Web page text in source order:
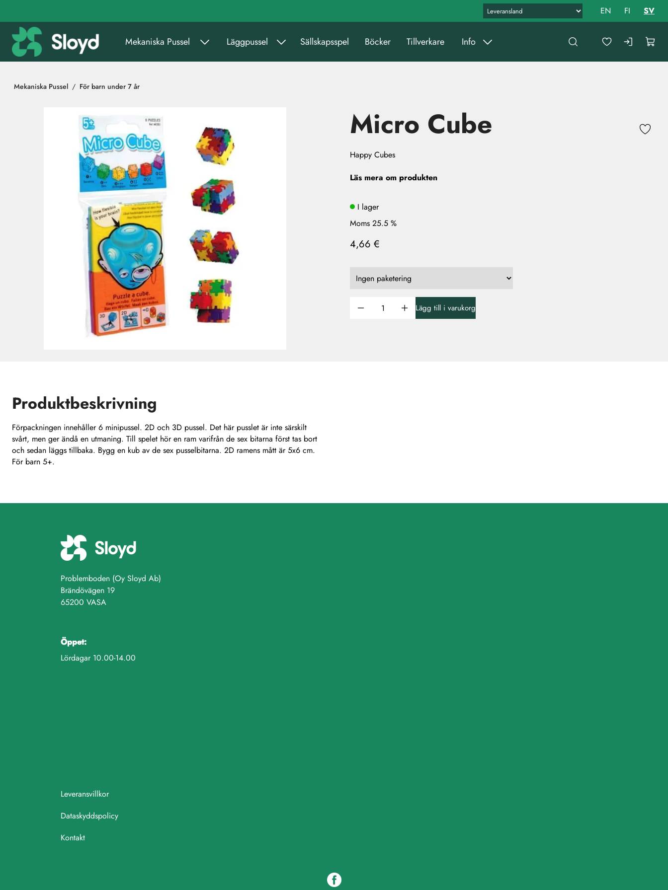
Mekaniska Pussel Läggpussel Sällskapsspel Böcker Tillverkare Info
EN FI SV
Mekaniska Pussel För barn under 7 år
Micro Cube
Happy Cubes
Läs mera om produkten
I lager
Moms 25.5 %
4,66 €
Lägg till i varukorg
Produktbeskrivning
Förpackningen innehåller 6 minipussel. 2D och 3D pussel. Det här pusslet är inte särskilt
svårt, men ger ändå en utmaning. Till spelet hör en ram varifrån de sex bitarna först tas bort
och sedan läggs tillbaka. Bygg en kub av de sex pusselbitarna. 2D ramens mått är 5x6 cm.
För barn 5+.
Problemboden (Oy Sloyd Ab)
Brändövägen 19
65200 VASA
Öppet:
Lördagar 10.00-14.00
Leveransvillkor
Dataskyddspolicy
Kontakt